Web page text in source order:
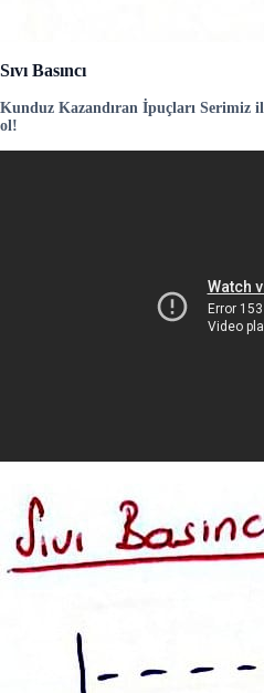
Sıvı Basıncı
Kunduz Kazandıran İpuçları Serimiz
ol!